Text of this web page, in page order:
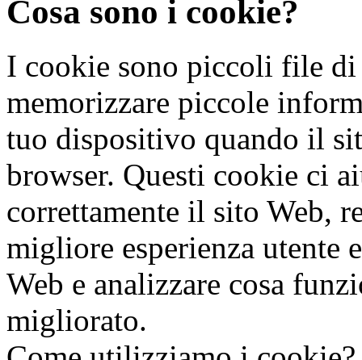
Cosa sono i cookie?
I cookie sono piccoli file
memorizzare piccole
tuo dispositivo quando il
browser. Questi cookie ci
correttamente il sito Web,
migliore esperienza utente
Web e analizzare cosa
migliorato.